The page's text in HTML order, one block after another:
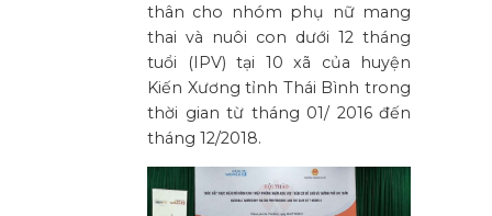
thân cho nhóm phụ nữ mang
thai và nuôi con dưới 12 tháng
tuổi (IPV) tại 10 xã của huyện
Kiến Xương tỉnh Thái Bình trong
thời gian từ tháng 01/ 2016 đến
tháng 12/2018.